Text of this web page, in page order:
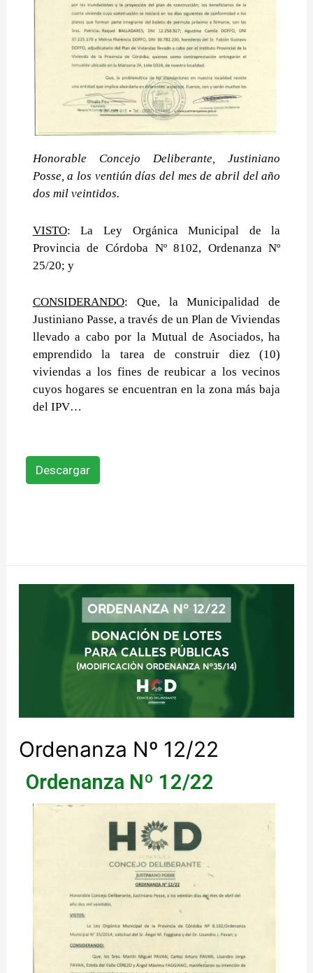
Honorable Concejo Deliberante, Justiniano
Posse, a los ventiún días del mes de abril del año
dos mil veintidos.
VISTO: La Ley Orgánica Municipal de la
Provincia de Córdoba Nº 8102, Ordenanza Nº
25/20; y
CONSIDERANDO: Que, la Municipalidad de
Justiniano Passe, a través de un Plan de Viviendas
llevado a cabo por la Mutual de Asociados, ha
emprendido la tarea de construir diez (10)
viviendas a los fines de reubicar a los vecinos
cuyos hogares se encuentran en la zona más baja
del IPV…
Descargar
Ordenanza Nº 12/22
Ordenanza Nº 12/22